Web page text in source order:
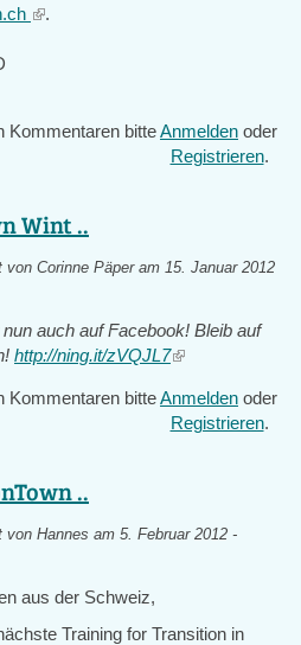
(link
.
Kommentaren bitteAnmelden oder
Registrieren.
Wint ..
von Corinne Päperam 15. Januar 2012
auch auf Facebook! Bleib auf
http://ning.it/zVQJL7(link
external)
Kommentaren bitteAnmelden oder
Registrieren.
..
von Hannes am 5. Februar 2012 -
aus der Schweiz,
Training for Transition in